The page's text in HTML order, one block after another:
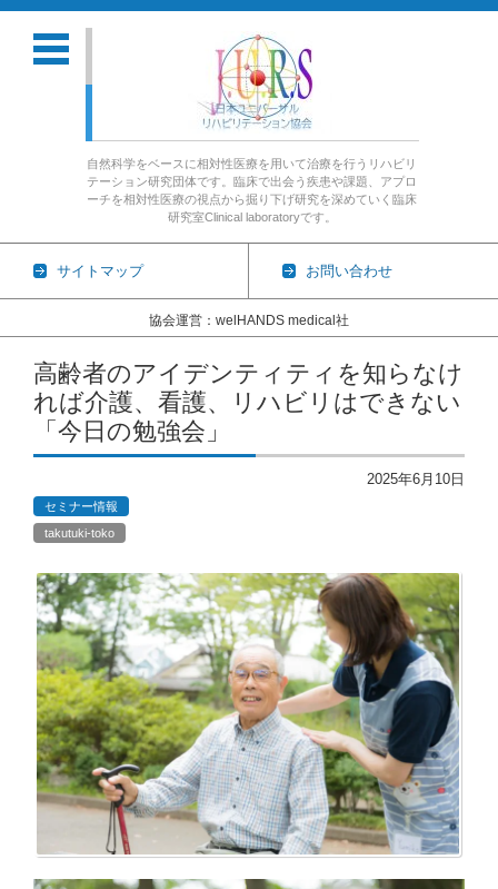
自然科学をベースに相対性医療を用いて治療を行うリハビリ
テーション研究団体です。臨床で出会う疾患や課題、アプロ
ーチを相対性医療の視点から掘り下げ研究を深めていく臨床
研究室Clinical laboratoryです。
サイトマップ お問い合わせ
協会運営：welHANDS medical社
コンテンツに移動
高齢者のアイデンティティを知らなけ
れば介護、看護、リハビリはできない
「今日の勉強会」
2025年6月10日
セミナー情報
takutuki-toko